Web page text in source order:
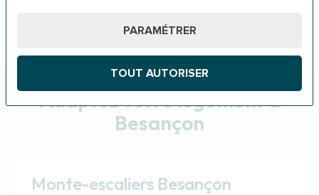
PARAMÉTRER
TOUT AUTORISER
Adaptez votre logement à
Besançon
Monte-escaliers Besançon